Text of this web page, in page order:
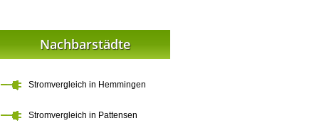
Nachbarstädte
Stromvergleich in Hemmingen
Stromvergleich in Pattensen